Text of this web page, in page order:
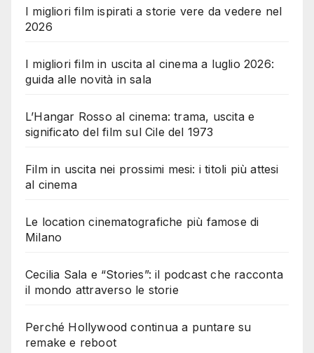
I migliori film ispirati a storie vere da vedere nel
2026
I migliori film in uscita al cinema a luglio 2026:
guida alle novità in sala
L’Hangar Rosso al cinema: trama, uscita e
significato del film sul Cile del 1973
Film in uscita nei prossimi mesi: i titoli più attesi
al cinema
Le location cinematografiche più famose di
Milano
Cecilia Sala e “Stories”: il podcast che racconta
il mondo attraverso le storie
Perché Hollywood continua a puntare su
remake e reboot